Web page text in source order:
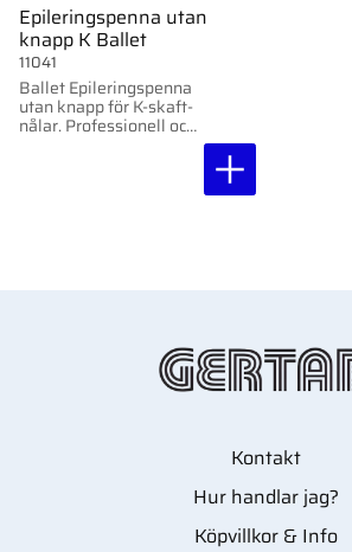
Epileringspenna utan
knapp K Ballet
Ballet Epileringspenna
utan knapp för K-skaft-
nålar. Professionell och
11041
Kontakt
Hur handlar jag?
Köpvillkor & Info